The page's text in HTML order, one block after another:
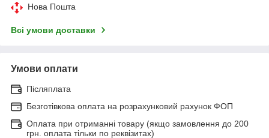
Нова Пошта
Всі умови доставки
Умови оплати
Післяплата
Безготівкова оплата на розрахунковий рахунок ФОП
Оплата при отриманні товару (якщо замовлення до 200
грн. оплата тільки по реквізитах)